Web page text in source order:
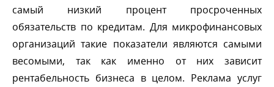
самый низкий процент просроченных
обязательств по кредитам. Для микрофинансовых
организаций такие показатели являются самыми
есомыми, так как именно от них зависит
рентабельность бизнеса в целом. Реклама услу